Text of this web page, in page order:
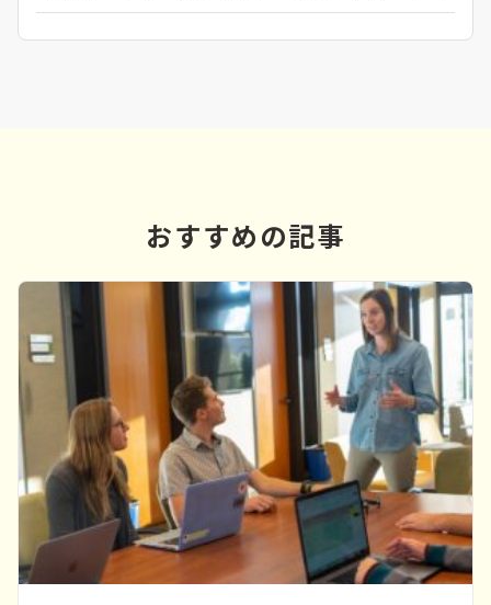
おすすめの記事